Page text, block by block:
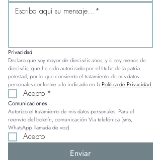
Privacidad
Declaro que soy mayor de dieciséis años, y si soy menor de
dieciséis, que he sido autorizado por el titular de la patria
potestad, por lo que consiento el tratamiento de mis datos
personales conforme a lo indicado en la Política de Privacidad.
Acepto *
Comunicaciones
Autorizo el tratamiento de mis datos personales. Para el
reenvío del boletín, comunicación Via telefónica (sms,
WhatsApp, llamada de voz)
Acepto
Enviar